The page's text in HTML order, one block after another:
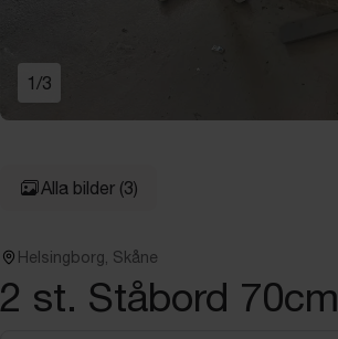
1 /3
Alla bilder (3)
Helsingborg, Skåne
2 st. Ståbord 70cm